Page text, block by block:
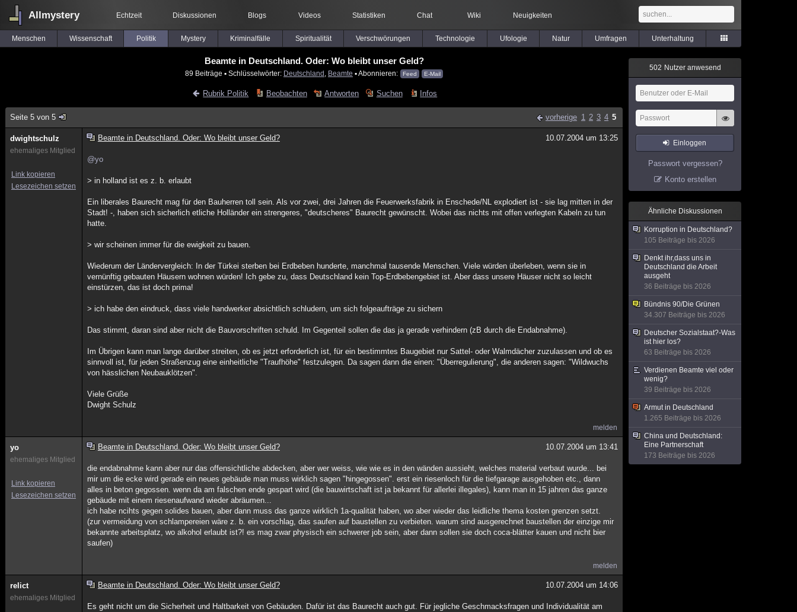
Allmystery Echtzeit Diskussionen Blogs Videos Statistiken Chat Wiki Neuigkeiten
Menschen Wissenschaft Politik Mystery Kriminalfälle Spiritualität Verschwörungen Technologie Ufologie Natur Umfragen Unterhaltung
Beamte in Deutschland. Oder: Wo bleibt unser Geld?
89 Beiträge ▪ Schlüsselwörter: Deutschland Beamte ▪ Abonnieren: Feed E-Mail
Rubrik Politik Beobachten Antworten Suchen Infos
Seite 5 von 5 vorherige 1 2 3 4 5
dwightschulz
ehemaliges Mitglied
Link kopieren
Lesezeichen setzen
Beamte in Deutschland. Oder: Wo bleibt unser Geld? 10.07.2004 um 13:25
@yo
> in holland ist es z. b. erlaubt
Ein liberales Baurecht mag für den Bauherren toll sein. Als vor zwei, drei Jahren die Feuerwerksfabrik in Enschede/NL explodiert ist - sie lag mitten in der
Stadt! -, haben sich sicherlich etliche Holländer ein strengeres, "deutscheres" Baurecht gewünscht. Wobei das nichts mit offen verlegten Kabeln zu tun
hatte.
> wir scheinen immer für die ewigkeit zu bauen.
Wiederum der Ländervergleich: In der Türkei sterben bei Erdbeben hunderte, manchmal tausende Menschen. Viele würden überleben, wenn sie in
vernünftig gebauten Häusern wohnen würden! Ich gebe zu, dass Deutschland kein Top-Erdbebengebiet ist. Aber dass unsere Häuser nicht so leicht
einstürzen, das ist doch prima!
> ich habe den eindruck, dass viele handwerker absichtlich schludern, um sich folgeaufträge zu sichern
Das stimmt, daran sind aber nicht die Bauvorschriften schuld. Im Gegenteil sollen die das ja gerade verhindern (zB durch die Endabnahme).
Im Übrigen kann man lange darüber streiten, ob es jetzt erforderlich ist, für ein bestimmtes Baugebiet nur Sattel- oder Walmdächer zuzulassen und ob es
sinnvoll ist, für jeden Straßenzug eine einheitliche "Traufhöhe" festzulegen. Da sagen dann die einen: "Überregulierung", die anderen sagen: "Wildwuchs
von hässlichen Neubauklötzen".
Viele Grüße
Dwight Schulz
melden
yo
ehemaliges Mitglied
Link kopieren
Lesezeichen setzen
Beamte in Deutschland. Oder: Wo bleibt unser Geld? 10.07.2004 um 13:41
die endabnahme kann aber nur das offensichtliche abdecken, aber wer weiss, wie wie es in den wänden aussieht, welches material verbaut wurde... bei
mir um die ecke wird gerade ein neues gebäude man muss wirklich sagen "hingegossen". erst ein riesenloch für die tiefgarage ausgehoben etc., dann
alles in beton gegossen. wenn da am falschen ende gespart wird (die bauwirtschaft ist ja bekannt für allerlei illegales), kann man in 15 jahren das ganze
gebäude mit einem riesenaufwand wieder abräumen...
ich habe ncihts gegen solides bauen, aber dann muss das ganze wirklich 1a-qualität haben, wo aber wieder das leidliche thema kosten grenzen setzt.
(zur vermeidung von schlampereien wäre z. b. ein vorschlag, das saufen auf baustellen zu verbieten. warum sind ausgerechnet baustellen der einzige mir
bekannte arbeitsplatz, wo alkohol erlaubt ist?! es mag zwar physisch ein schwerer job sein, aber dann sollen sie doch coca-blätter kauen und nicht bier
saufen)
melden
relict
ehemaliges Mitglied
Beamte in Deutschland. Oder: Wo bleibt unser Geld? 10.07.2004 um 14:06
Es geht nicht um die Sicherheit und Haltbarkeit von Gebäuden. Dafür ist das Baurecht auch gut. Für jegliche Geschmacksfragen und Individualität am
502 Nutzer anwesend
Einloggen
Passwort vergessen?
Konto erstellen
Ähnliche Diskussionen
Korruption in Deutschland?
105 Beiträge bis 2026
Denkt ihr,dass uns in
Deutschland die Arbeit
ausgeht
36 Beiträge bis 2026
Bündnis 90/Die Grünen
34.307 Beiträge bis 2026
Deutscher Sozialstaat?-Was
ist hier los?
63 Beiträge bis 2026
Verdienen Beamte viel oder
wenig?
39 Beiträge bis 2026
Armut in Deutschland
1.265 Beiträge bis 2026
China und Deutschland:
Eine Partnerschaft
173 Beiträge bis 2026